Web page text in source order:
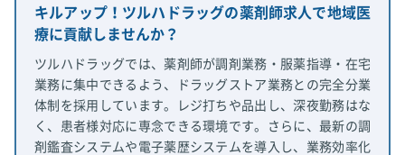
キルアップ！ツルハドラッグの薬剤師求人で地域医
療に貢献しませんか？
ツルハドラッグでは、薬剤師が調剤業務・服薬指導・在宅
業務に集中できるよう、ドラッグストア業務との完全分業
体制を採用しています。レジ打ちや品出し、深夜勤務はな
く、患者様対応に専念できる環境です。さらに、最新の調
剤鑑査システムや電子薬歴システムを導入し、業務効率化